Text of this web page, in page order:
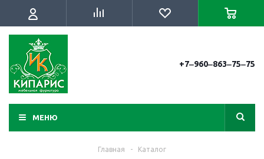
+7‒960‒863‒75‒75
МЕНЮ
Главная - Каталог